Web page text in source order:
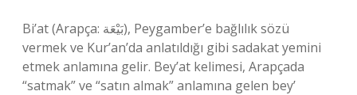
Bi’at (Arapça: بَيْعَة), Peygamber’e bağlılık sözü
vermek ve Kur’an’da anlatıldığı gibi sadakat yemini
etmek anlamına gelir. Bey’at kelimesi, Arapçada
“satmak” ve “satın almak” anlamına gelen bey’